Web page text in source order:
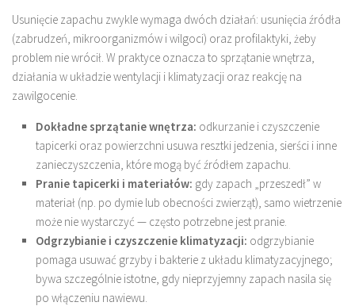
Usunięcie zapachu zwykle wymaga dwóch działań: usunięcia źródła
(zabrudzeń, mikroorganizmów i wilgoci) oraz profilaktyki, żeby
problem nie wrócił. W praktyce oznacza to sprzątanie wnętrza,
działania w układzie wentylacji i klimatyzacji oraz reakcję na
zawilgocenie.
Dokładne sprzątanie wnętrza: odkurzanie i czyszczenie
tapicerki oraz powierzchni usuwa resztki jedzenia, sierści i inne
zanieczyszczenia, które mogą być źródłem zapachu.
Pranie tapicerki i materiałów: gdy zapach „przeszedł” w
materiał (np. po dymie lub obecności zwierząt), samo wietrzenie
może nie wystarczyć — często potrzebne jest pranie.
Odgrzybianie i czyszczenie klimatyzacji: odgrzybianie
pomaga usuwać grzyby i bakterie z układu klimatyzacyjnego;
bywa szczególnie istotne, gdy nieprzyjemny zapach nasila się
po włączeniu nawiewu.